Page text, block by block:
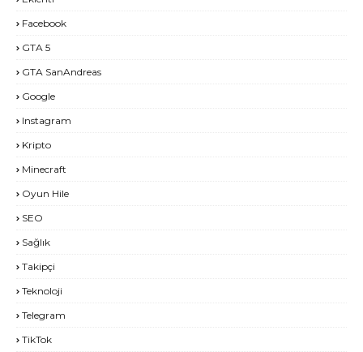
Facebook
GTA 5
GTA SanAndreas
Google
Instagram
Kripto
Minecraft
Oyun Hile
SEO
Sağlık
Takipçi
Teknoloji
Telegram
TikTok